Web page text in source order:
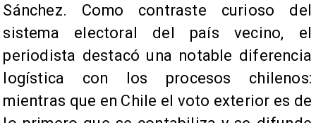
Sánchez. Como contraste curioso del
sistema electoral del país vecino, el
periodista destacó una notable diferencia
logística con los procesos chilenos:
mientras que en Chile el voto exterior es de